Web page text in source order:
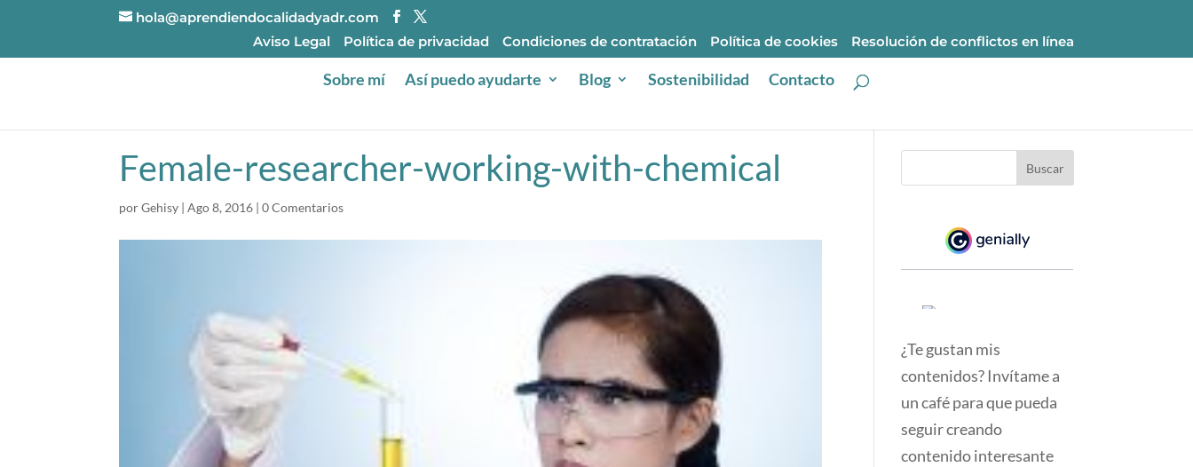
hola@aprendiendocalidadyadr.com
Aviso Legal
Política de privacidad Condiciones de contratación Política de cookies Resolución de conflictos en línea
Sobre mí Así puedo ayudarte Blog Sostenibilidad Contacto
Female-researcher-working-with-chemical
porGehisy |Ago 8, 2016 |0 Comentarios
¿Te gustan mis
contenidos? Invítame a
un café para que pueda
seguir creando
contenido interesante